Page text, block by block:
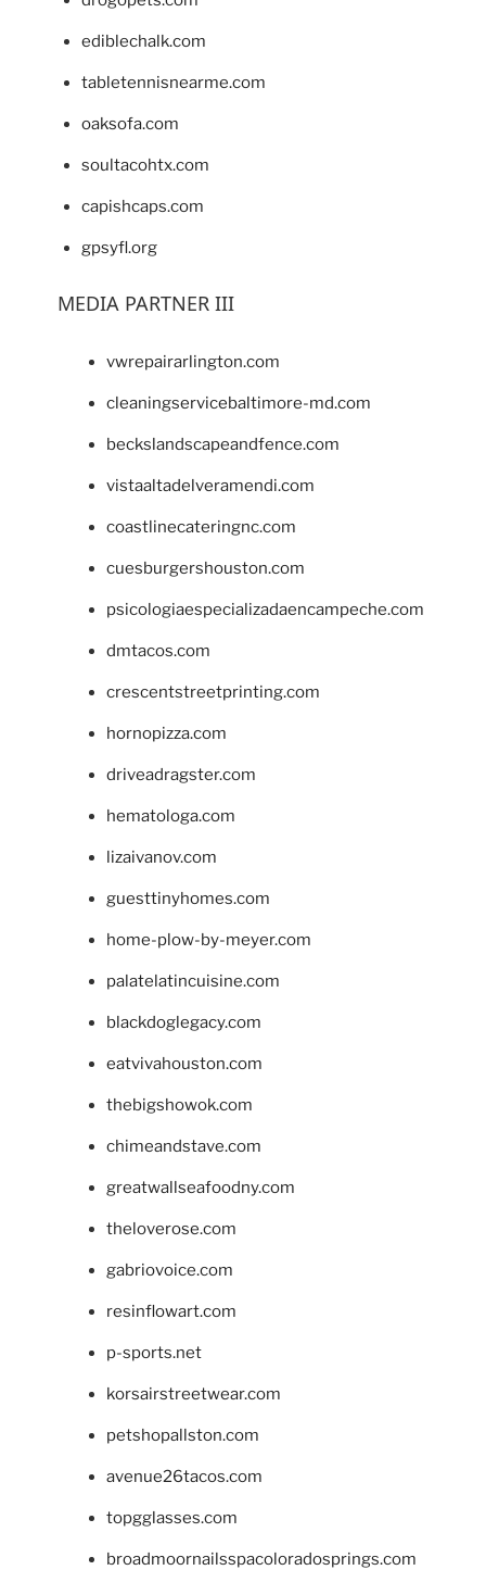
ediblechalk.com
tabletennisnearme.com
oaksofa.com
soultacohtx.com
capishcaps.com
gpsyfl.org
MEDIA PARTNER III
vwrepairarlington.com
cleaningservicebaltimore-md.com
beckslandscapeandfence.com
vistaaltadelveramendi.com
coastlinecateringnc.com
cuesburgershouston.com
psicologiaespecializadaencampeche.com
dmtacos.com
crescentstreetprinting.com
hornopizza.com
driveadragster.com
hematologa.com
lizaivanov.com
guesttinyhomes.com
home-plow-by-meyer.com
palatelatincuisine.com
blackdoglegacy.com
eatvivahouston.com
thebigshowok.com
chimeandstave.com
greatwallseafoodny.com
theloverose.com
gabriovoice.com
resinflowart.com
p-sports.net
korsairstreetwear.com
petshopallston.com
avenue26tacos.com
topgglasses.com
broadmoornailsspacoloradosprings.com